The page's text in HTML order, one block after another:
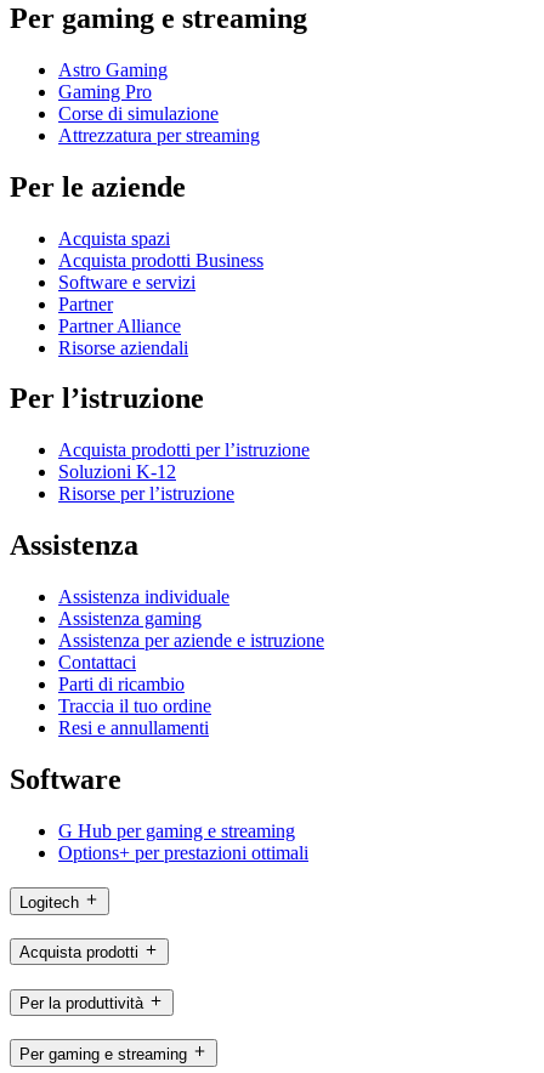
Per gaming e streaming
Astro Gaming
Gaming Pro
Corse di simulazione
Attrezzatura per streaming
Per le aziende
Acquista spazi
Acquista prodotti Business
Software e servizi
Partner
Partner Alliance
Risorse aziendali
Per l’istruzione
Acquista prodotti per l’istruzione
Soluzioni K-12
Risorse per l’istruzione
Assistenza
Assistenza individuale
Assistenza gaming
Assistenza per aziende e istruzione
Contattaci
Parti di ricambio
Traccia il tuo ordine
Resi e annullamenti
Software
G Hub per gaming e streaming
Options+ per prestazioni ottimali
Logitech
Acquista prodotti
Per la produttività
Per gaming e streaming